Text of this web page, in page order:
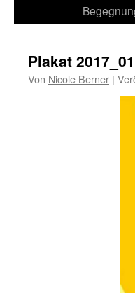
Plakat 2017_01
Von Nicole Berner |